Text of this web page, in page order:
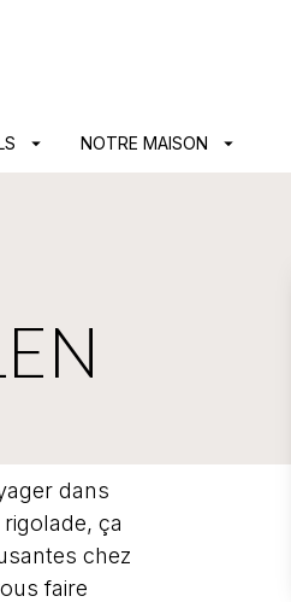
arrow_drop_down NOTRE MAISON arrow_drop_down
dans
ça
chez
faire